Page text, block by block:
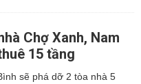
Chợ Xanh, Nam
15 tầng
sẽ phá dỡ 2 tòa nhà 5